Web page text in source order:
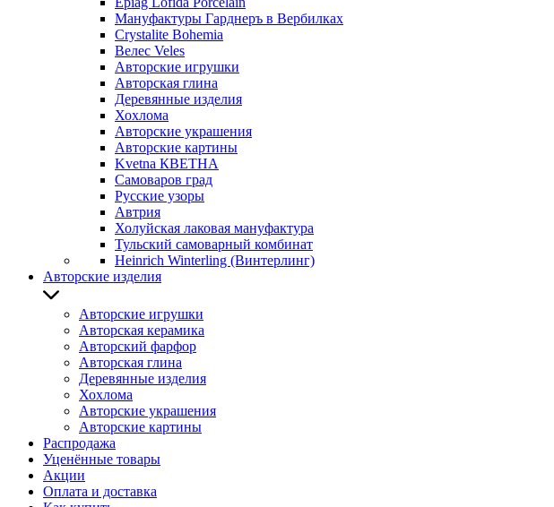
Мануфактуры Гарднеръ в Вербилках
Crystalite Bohemia
Велес Veles
Авторские игрушки
Авторская глина
Деревянные изделия
Хохлома
Авторские украшения
Авторские картины
Kvetna КВЕТНА
Самоваров град
Русские узоры
Автрия
Холуйская лаковая мануфактура
Тульский самоварный комбинат
Heinrich Winterling (Винтерлинг)
Авторские изделия
Авторские игрушки
Авторская керамика
Авторский фарфор
Авторская глина
Деревянные изделия
Хохлома
Авторские украшения
Авторские картины
Распродажа
Уценённые товары
Акции
Оплата и доставка